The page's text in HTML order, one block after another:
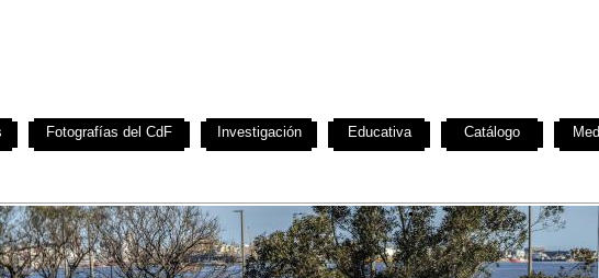
Fotografías del CdF Investigación Educativa Catálogo